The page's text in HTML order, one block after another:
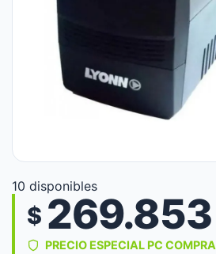
10 disponibles
$ 269.853
PRECIO ESPECIAL PC COMPRA